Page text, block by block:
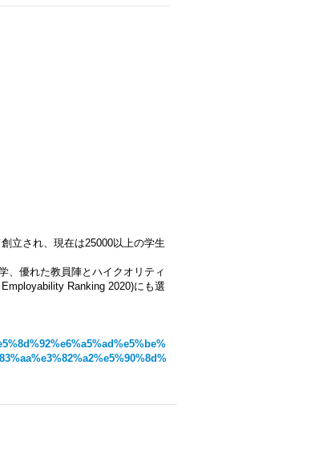
立され、現在は25000以上の学生
、優れた教員陣とハイクオリティ
Ranking 2020)にも選